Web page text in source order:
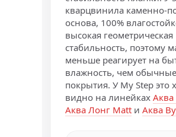
кварцвинила каменно-
основа, 100%
высокая геометрическая
стабильность, поэтому
меньше реагирует на
влажность, чем
покрытия. У My Step это
видно на линейкахАква
Аква Лонг Matt иАква